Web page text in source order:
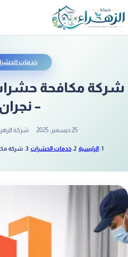
تخطَّ إلى المحتوى
خدمات
شركة مكافحة
– نجران
25 ديسمبر، 2025 شركة
الرئيسية خدمات الحشرات شركة